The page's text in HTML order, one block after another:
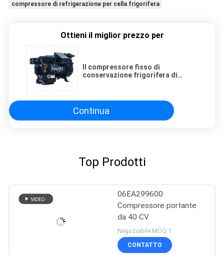
compressore di refrigerazione per cella frigorifera
Ottieni il miglior prezzo per
Il compressore fisso di
conservazione frigorifera di
Continua
Top Prodotti
06EA299600
Compressore portante
da 40 CV
Negoziabile MOQ:1
CONTATTO